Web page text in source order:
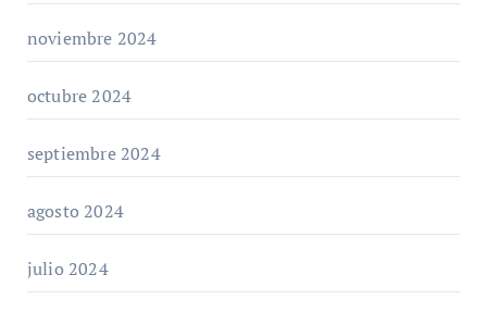
noviembre 2024
octubre 2024
septiembre 2024
agosto 2024
julio 2024